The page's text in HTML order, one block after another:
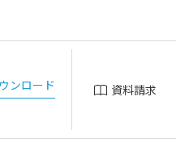
ンロード 資料請求